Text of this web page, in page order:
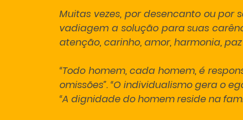
Muitas vezes, por desencanto ou por
vadiagem a solução para suas
atenção, carinho, amor, harmonia,
“Todo homem, cada homem, é
omissões”. “O individualismo gera o
“A dignidade do homem reside na